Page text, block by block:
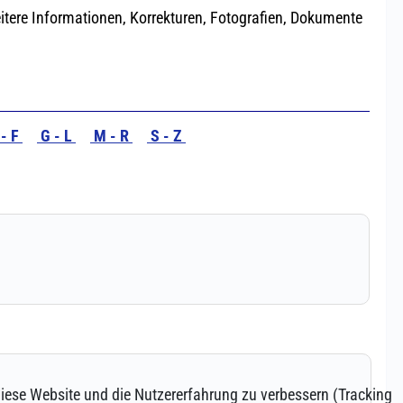
Website und die Nutzererfahrung zu verbessern (Tracking